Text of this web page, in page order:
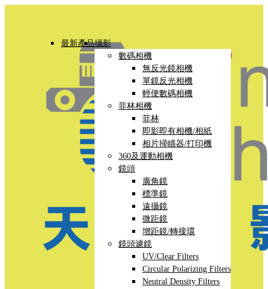
最新產品攝影
數碼相機
無反光鏡相機
單鏡反光相機
輕便數碼相機
菲林相機
菲林
即影即有相機/相紙
相片掃瞄器/打印機
360及運動相機
鏡頭
廣角鏡
標準鏡
遠攝鏡
微距鏡
增距鏡/轉接環
鏡頭濾鏡
UV/Clear Filters
Circular Polarizing Filters
Neutral Density Filters